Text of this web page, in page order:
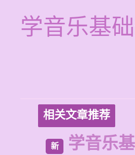
学音乐基
相关文章推荐
新 学音乐